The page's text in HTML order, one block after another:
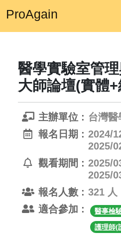
ProAgain
醫學實驗室管
大師論壇(實體
主辦單位 : 台灣
報名日期 : 2024/
2025/
觀看期間 : 2025/
2025/
報名人數 : 321 人
適合參加 :
醫事檢
護理師(